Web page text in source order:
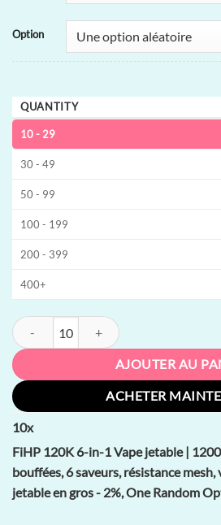
Option
QUANTITY
10 - 29
30 - 49
50 - 99
100 - 199
200 - 399
400+
quantité de FiHP 120K 6-in-1 Vape
AJOUTER AU
ACHETER
10x
FiHP 120K 6-in-1 Vape jetable |
bouffées, 6 saveurs, résistance mesh,
jetable en gros - 2%, One Random